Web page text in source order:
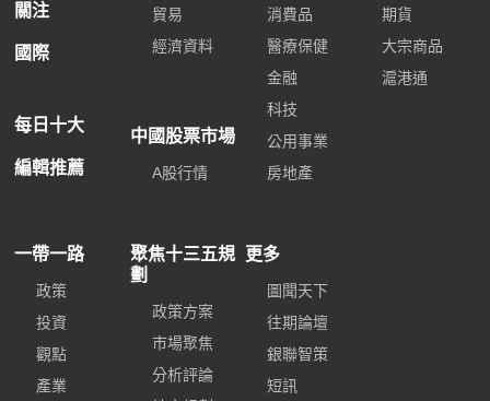
關注
國際
每日十大
編輯推薦
貿易
經濟資料
中國股票市場
A股行情
消費品
醫療保健
金融
科技
公用事業
房地產
期貨
大宗商品
滬港通
一帶一路
政策
投資
觀點
產業
聚焦十三五規
劃
政策方案
市場聚焦
分析評論
更多
圖聞天下
往期論壇
銀聯智策
短訊